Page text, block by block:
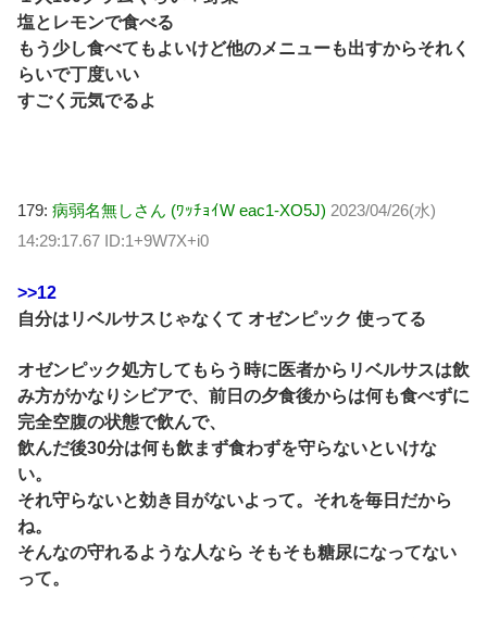
塩とレモンで食べる
もう少し食べてもよいけど他のメニューも出すからそれく
らいで丁度いい
すごく元気でるよ
179: 病弱名無しさん (ﾜｯﾁｮｲW eac1-XO5J) 2023/04/26(水)
14:29:17.67 ID:1+9W7X+i0
>>12
自分はリベルサスじゃなくて オゼンピック 使ってる
オゼンピック処方してもらう時に医者からリベルサスは飲
み方がかなりシビアで、前日の夕食後からは何も食べずに
完全空腹の状態で飲んで、
飲んだ後30分は何も飲まず食わずを守らないといけな
い。
それ守らないと効き目がないよって。それを毎日だから
ね。
そんなの守れるような人なら そもそも糖尿になってない
って。